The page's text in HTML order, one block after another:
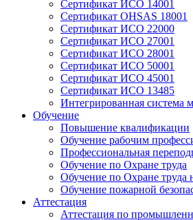
Сертификат ИСО 14001
Сертификат OHSAS 18001
Сертификат ИСО 22000
Сертификат ИСО 27001
Сертификат ИСО 28001
Сертификат ИСО 50001
Сертификат ИСО 45001
Сертификат ИСО 13485
Интегрированная система
Обучение
Повышение квалификации
Обучение рабочим
Профессиональная
Обучение по Охране труда
Обучение по Охране труда
Обучение пожарной
Аттестация
Аттестация по